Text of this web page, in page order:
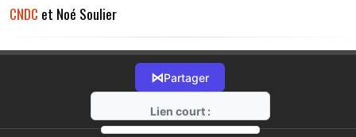
CNDC et Noé Soulier
⋈Partager
Lien court :